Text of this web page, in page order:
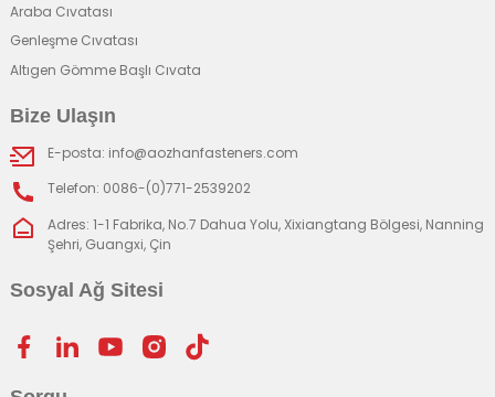
Araba Cıvatası
Genleşme Cıvatası
Altıgen Gömme Başlı Cıvata
Bize Ulaşın
E-posta: info@aozhanfasteners.com
Telefon: 0086-(0)771-2539202
Adres: 1-1 Fabrika, No.7 Dahua Yolu, Xixiangtang Bölgesi, Nanning
Şehri, Guangxi, Çin
Sosyal Ağ Sitesi